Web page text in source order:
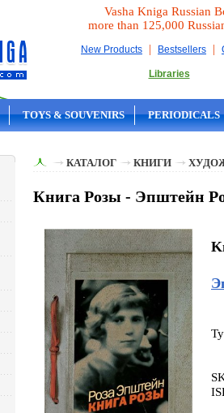
Vasha Kniga Russian
more than 125,000
New Products | Bestsellers |
Libraries
TOYS & SOUVENIRS PERIODICALS
КАТАЛОГ КНИГИ
Книга Розы - Эпштейн